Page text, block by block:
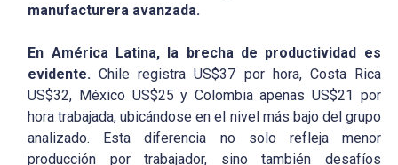
manufacturera avanzada.
En América Latina, la brecha de productividad es
evidente. Chile registra US$37 por hora, Costa Rica
US$32, México US$25 y Colombia apenas US$21 por
hora trabajada, ubicándose en el nivel más bajo del grupo
analizado. Esta diferencia no solo refleja menor
producción por trabajador, sino también desafíos